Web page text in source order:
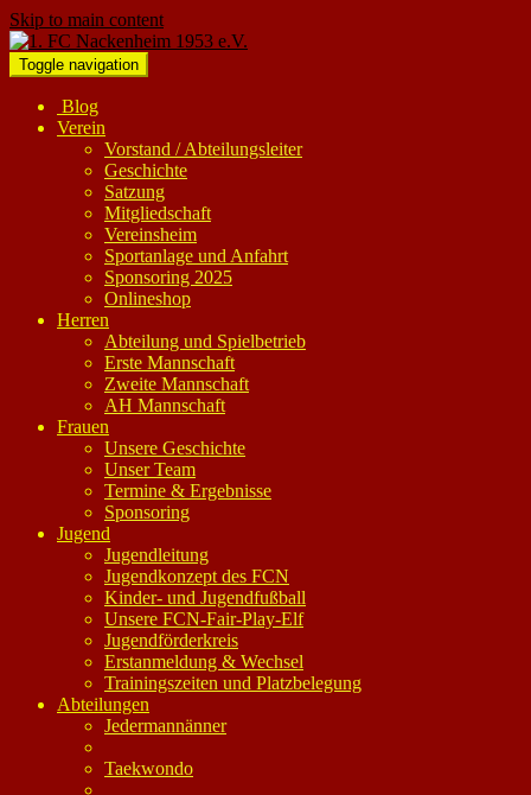
Skip to main content
Toggle navigation
Blog
Verein
Vorstand / Abteilungsleiter
Geschichte
Satzung
Mitgliedschaft
Vereinsheim
Sportanlage und Anfahrt
Sponsoring 2025
Onlineshop
Herren
Abteilung und Spielbetrieb
Erste Mannschaft
Zweite Mannschaft
AH Mannschaft
Frauen
Unsere Geschichte
Unser Team
Termine & Ergebnisse
Sponsoring
Jugend
Jugendleitung
Jugendkonzept des FCN
Kinder- und Jugendfußball
Unsere FCN-Fair-Play-Elf
Jugendförderkreis
Erstanmeldung & Wechsel
Trainingszeiten und Platzbelegung
Abteilungen
Jedermannänner
Taekwondo